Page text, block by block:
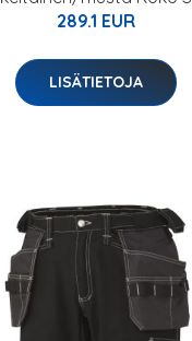
289.1 EUR
LISÄTIETOJA